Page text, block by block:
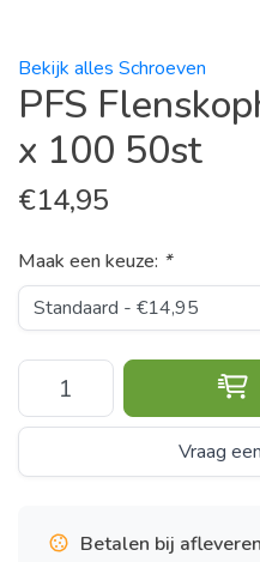
Bekijk alles Schroeven
PFS
x 100 50st
€14,95
Maak een keuze: *
Vraag
Betalen bij afleveren